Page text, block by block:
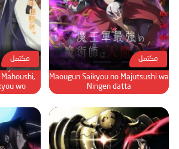
مكتمل
Maougun Saikyou no Majutsushi wa
Ningen datta
مكتمل
Mahou
wo